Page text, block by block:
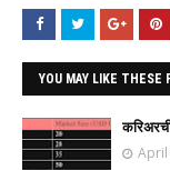
YOU MAY LIKE THESE
April